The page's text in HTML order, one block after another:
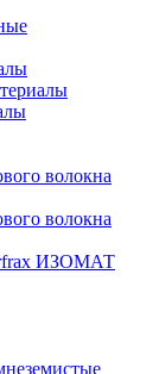
волокна
волокна
ИЗОМАТ